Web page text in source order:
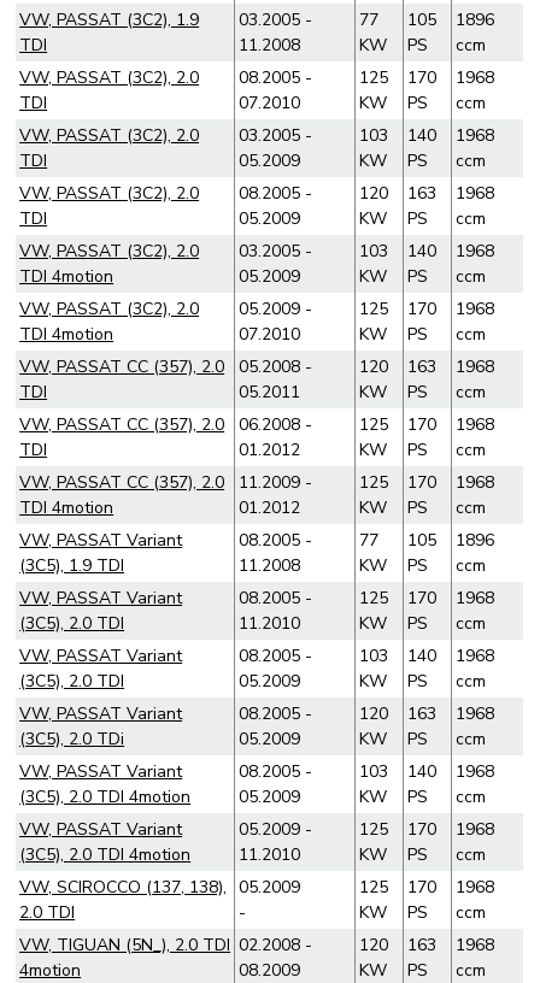
VW, PASSAT (3C2), 1.9
TDI
03.2005 -
11.2008
77
KW
105
PS
1896
ccm
VW, PASSAT (3C2), 2.0
TDI
08.2005 -
07.2010
125
KW
170
PS
1968
ccm
VW, PASSAT (3C2), 2.0
TDI
03.2005 -
05.2009
103
KW
140
PS
1968
ccm
VW, PASSAT (3C2), 2.0
TDI
08.2005 -
05.2009
120
KW
163
PS
1968
ccm
VW, PASSAT (3C2), 2.0
TDI 4motion
03.2005 -
05.2009
103
KW
140
PS
1968
ccm
VW, PASSAT (3C2), 2.0
TDI 4motion
05.2009 -
07.2010
125
KW
170
PS
1968
ccm
VW, PASSAT CC (357), 2.0
TDI
05.2008 -
05.2011
120
KW
163
PS
1968
ccm
VW, PASSAT CC (357), 2.0
TDI
06.2008 -
01.2012
125
KW
170
PS
1968
ccm
VW, PASSAT CC (357), 2.0
TDI 4motion
11.2009 -
01.2012
125
KW
170
PS
1968
ccm
VW, PASSAT Variant
(3C5), 1.9 TDI
08.2005 -
11.2008
77
KW
105
PS
1896
ccm
VW, PASSAT Variant
(3C5), 2.0 TDI
08.2005 -
11.2010
125
KW
170
PS
1968
ccm
VW, PASSAT Variant
(3C5), 2.0 TDI
08.2005 -
05.2009
103
KW
140
PS
1968
ccm
VW, PASSAT Variant
(3C5), 2.0 TDi
08.2005 -
05.2009
120
KW
163
PS
1968
ccm
VW, PASSAT Variant
(3C5), 2.0 TDI 4motion
08.2005 -
05.2009
103
KW
140
PS
1968
ccm
VW, PASSAT Variant
(3C5), 2.0 TDI 4motion
05.2009 -
11.2010
125
KW
170
PS
1968
ccm
VW, SCIROCCO (137, 138),
2.0 TDI
05.2009
-
125
KW
170
PS
1968
ccm
VW, TIGUAN (5N_), 2.0 TDI
4motion
02.2008 -
08.2009
120
KW
163
PS
1968
ccm